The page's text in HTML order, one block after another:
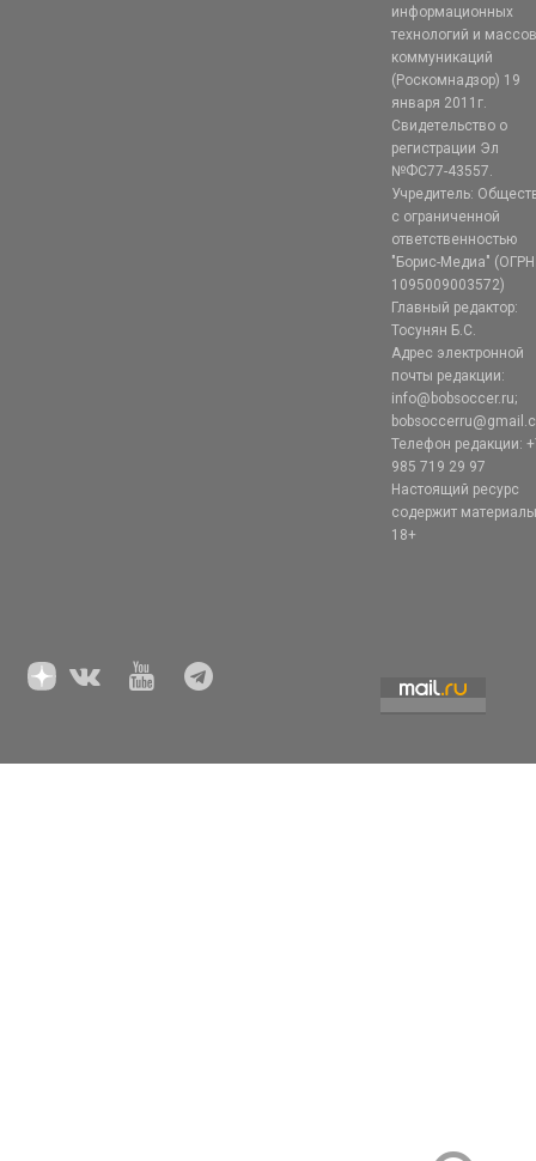
информационных
технологий и
коммуникаций
(Роскомнадзор) 19
января 2011г.
Свидетельство о
регистрации Эл
№ФС77-43557.
Учредитель:
с ограниченной
ответственностью
"Борис-Медиа" (ОГРН
1095009003572)
Главный редактор:
Тосунян Б.С.
Адрес электронной
почты редакции:
info@bobsoccer.ru;
Телефон редакции:
985 719 29 97
Настоящий ресурс
содержит
18+